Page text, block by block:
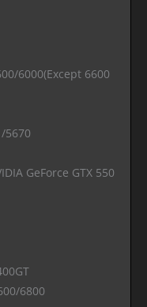
6000(Except 6600
5670
GeForce GTX 550
6800